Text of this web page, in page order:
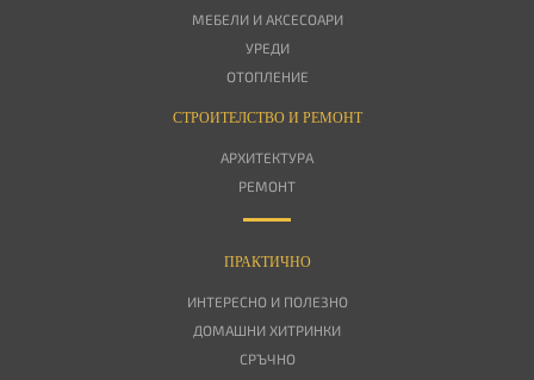
МЕБЕЛИ И АКСЕСОАРИ
УРЕДИ
ОТОПЛЕНИЕ
СТРОИТЕЛСТВО И РЕМОНТ
АРХИТЕКТУРА
РЕМОНТ
ПРАКТИЧНО
ИНТЕРЕСНО И ПОЛЕЗНО
ДОМАШНИ ХИТРИНКИ
СРЪЧНО